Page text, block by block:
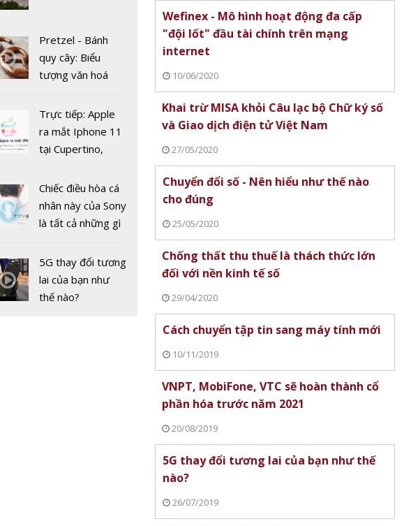
Khai trừ MISA khỏi
Câu lạc bộ Chữ ký
số và Giao dịch
Pretzel - Bánh
quy cây: Biểu
tượng văn hoá
tranh cãi về nguồn
gốc
Trực tiếp: Apple
ra mắt Iphone 11
tại Cupertino,
Chiếc điều hòa cá
nhân này của Sony
là tất cả những gì
sót qua mùa hè
nóng nực
5G thay đổi tương
lai của bạn như
thế nào?
Wefinex - Mô hình hoạt động đa cấp
"đội lốt" đầu tài chính trên mạng
internet
10/06/2020
Khai trừ MISA khỏi Câu lạc bộ Chữ ký số
và Giao dịch điện tử Việt Nam
27/05/2020
Chuyển đổi số - Nên hiểu như thế nào
cho đúng
25/05/2020
Chống thất thu thuế là thách thức lớn
đối với nền kinh tế số
29/04/2020
Cách chuyển tập tin sang máy tính mới
10/11/2019
VNPT, MobiFone, VTC sẽ hoàn thành cổ
phần hóa trước năm 2021
20/08/2019
5G thay đổi tương lai của bạn như thế
nào?
26/07/2019